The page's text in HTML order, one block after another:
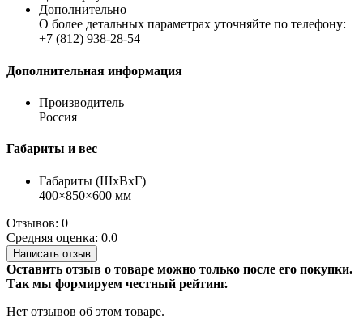
Дополнительно
О более детальных параметрах уточняйте по телефону:
+7 (812) 938-28-54
Дополнительная информация
Производитель
Россия
Габариты и вес
Габариты (ШхВхГ)
400×850×600 мм
Отзывов: 0
Средняя оценка: 0.0
Написать отзыв
Оставить отзыв о товаре можно только после его покупки.
Так мы формируем честный рейтинг.
Нет отзывов об этом товаре.